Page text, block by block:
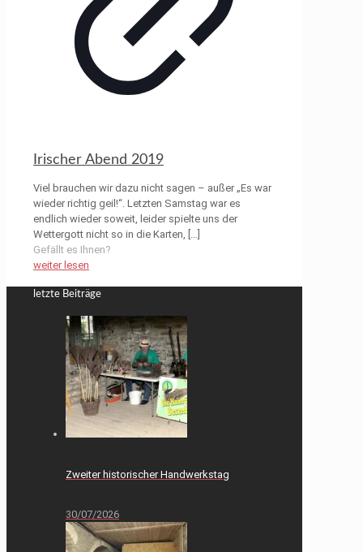
Irischer Abend 2019
Viel brauchen wir dazu nicht sagen – außer „Es war
wieder richtig geil!“. Letzten Samstag war es
endlich wieder soweit, leider spielte uns der
Wettergott nicht so in die Karten,
Gefällt es Ihnen?
weiter lesen
letzte Beiträge
Zweiter historischer Handwerkstag
30/07/2026